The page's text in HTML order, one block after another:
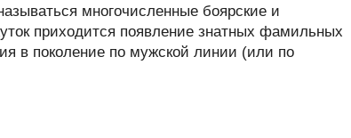
многочисленные боярские и
приходится появление знатных фамильных
в поколение по мужской линии (или по